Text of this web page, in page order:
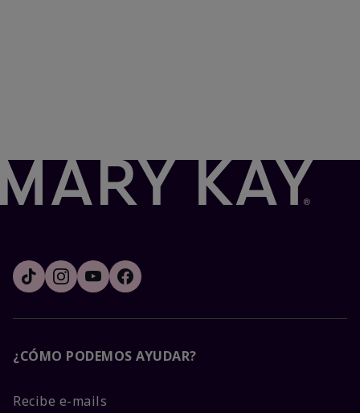
¿CÓMO PODEMOS AYUDAR?
Recibe e-mails